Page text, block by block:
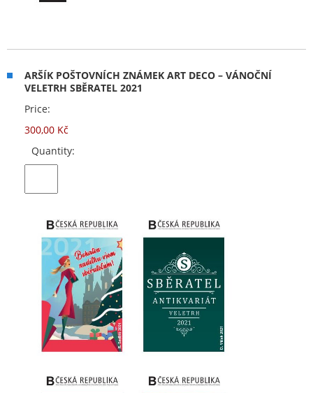
ARŠÍK POŠTOVNÍCH ZNÁMEK ART DECO – VÁNOČNÍ
VELETRH SBĚRATEL 2021
Price:
300,00 Kč
Quantity: